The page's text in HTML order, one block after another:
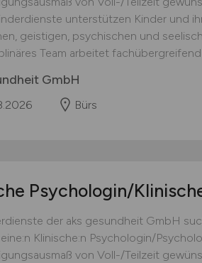
unterstützen Kinder und
geistigen, psychischen und
Team arbeitet fachübergreifend
GmbH
Bürs
Psychologin/
der aks gesundheit GmbH
Klinische:n Psychologin/
von Voll-/Teilzeit